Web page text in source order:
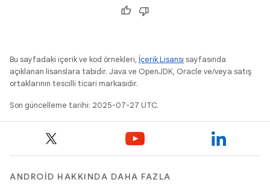
Bu sayfadaki içerik ve kod örnekleri, İçerik Lisansı sayfasında
açıklanan lisanslara tabidir. Java ve OpenJDK, Oracle ve/veya satış
ortaklarının tescilli ticari markasıdır.
Son güncelleme tarihi: 2025-07-27 UTC.
ANDROID HAKKINDA DAHA FAZLA